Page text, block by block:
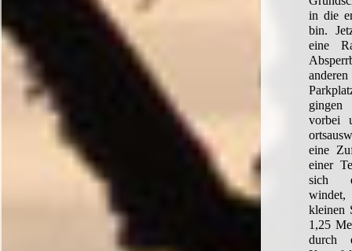
in die
bin.
eine
vorbei
eine
einer
sich
kleinen
1,25
durch